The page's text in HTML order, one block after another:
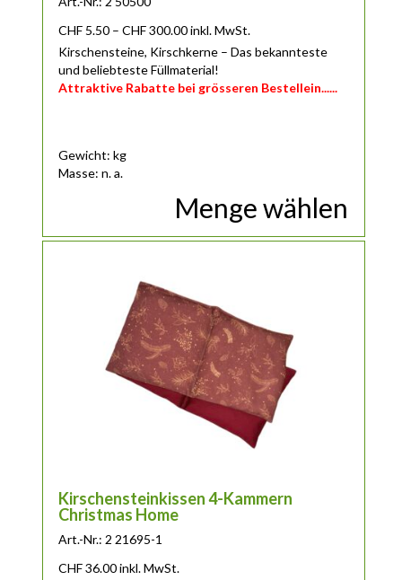
CHF 5.50 –CHF300.00Preisspanne: CHF 5.50 bis CHF 300.00
inkl. MwSt.
Kirschensteine, Kirschkerne – Das bekannteste
und beliebteste Füllmaterial!
Attraktive Rabatte bei grösseren Bestellein......
Gewicht: kg
Masse: n. a.
Menge wählen
Kirschensteinkissen 4-Kammern
Christmas Home
Art.-Nr.: 2 21695-1
CHF36.00 inkl. MwSt.